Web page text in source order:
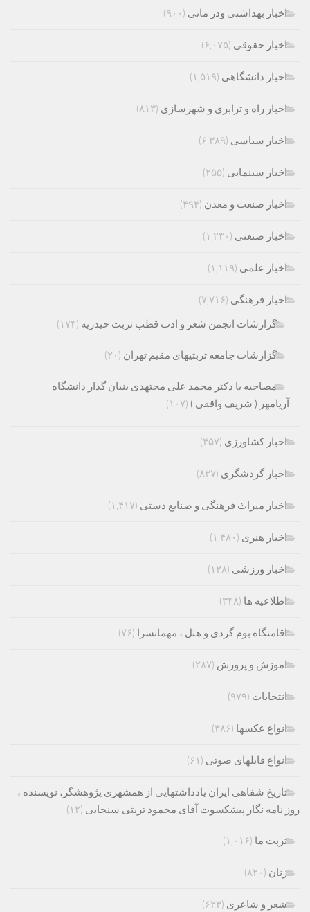
اخبار بهداشتی ودر مانی (۹۰۰)
اخبار حقوقی (۶,۰۷۵)
اخبار دانشگاهی (۱,۵۱۹)
اخبار راه و ترابری و شهرسازی (۸۱۳)
اخبار سیاسی (۶,۳۸۹)
اخبار سینمایی (۲۵۵)
اخبار صنعت و معدن (۴۹۴)
اخبار صنعتی (۱,۲۳۰)
اخبار علمی (۱,۱۱۹)
اخبار فرهنگی (۷,۷۱۶)
گزارشات انجمن شعر و ادب قطب تربت حیدریه (۱۷۴)
گزارشات جامعه تربتیهای مقیم تهران (۲۰)
مصاحبه با دکتر محمد علی مجتهدی بنیان گذار دانشگاه
آریامهر ( شریف واقفی ) (۱۰۷)
اخبار کشاورزی (۴۵۷)
اخبار گردشگری (۸۳۷)
اخبار میراث فرهنگی و صنایع دستی (۱,۴۱۷)
اخبار هنری (۱,۴۸۰)
اخبار ورزشی (۱۲۸)
اطلاعیه ها (۳۴۸)
اقامتگاه بوم گردی و هتل ، مهمانسرا (۷۶)
اموزش و پرورش (۲۸۷)
انتخابات (۹۷۹)
انواع عکسها (۳۸۶)
انواع فایلهای صوتی (۶۱)
تاریخ شفاهی ایران یادداشتهایی از همشهری پژوهشگر، نویسنده ،
روز نامه نگار پیشکسوت آقای محمود تربتی سنجابی (۱۲)
تربت ما (۱,۰۱۶)
زنان (۸۲۰)
شعر و شاعری (۶۲۳)